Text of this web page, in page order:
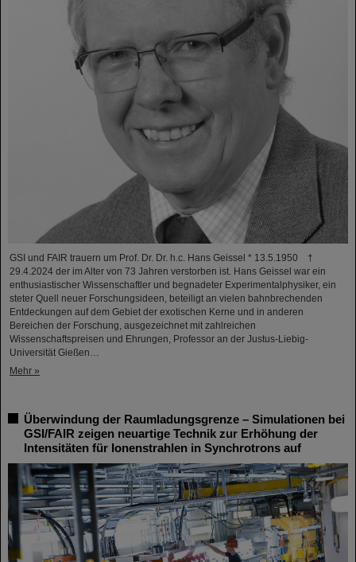
GSI und FAIR trauern um Prof. Dr. Dr. h.c. Hans Geissel * 13.5.1950 †
29.4.2024 der im Alter von 73 Jahren verstorben ist. Hans Geissel war ein
enthusiastischer Wissenschaftler und begnadeter Experimentalphysiker, ein
steter Quell neuer Forschungsideen, beteiligt an vielen bahnbrechenden
Entdeckungen auf dem Gebiet der exotischen Kerne und in anderen
Bereichen der Forschung, ausgezeichnet mit zahlreichen
Wissenschaftspreisen und Ehrungen, Professor an der Justus-Liebig-
Universität Gießen…
Mehr »
Überwindung der Raumladungsgrenze – Simulationen bei
GSI/FAIR zeigen neuartige Technik zur Erhöhung der
Intensitäten für Ionenstrahlen in Synchrotrons auf